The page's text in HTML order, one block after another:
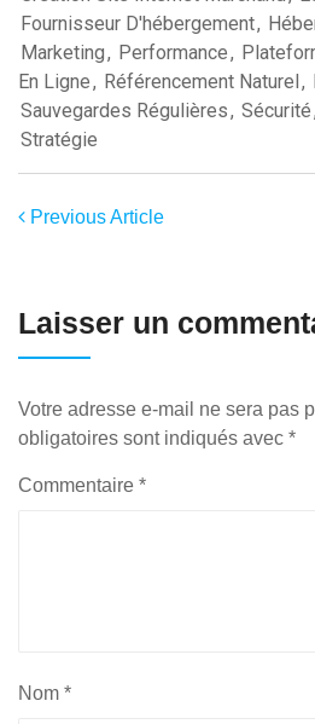
Fournisseur D'hébergement,
Marketing, Performance,
En Ligne, Référencement Naturel,
Sauvegardes Régulières, Sécurité,
Stratégie
Previous Article
Laisser un
Votre adresse e-mail ne sera pas
obligatoires sont indiqués avec *
Commentaire *
Nom *